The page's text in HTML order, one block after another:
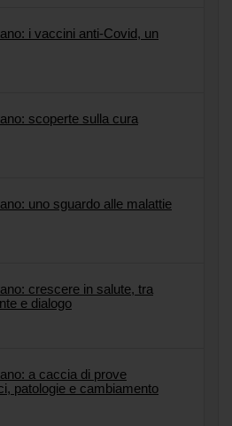
i vaccini anti-Covid, un
scoperte sulla cura
uno sguardo alle malattie
crescere in salute, tra
e dialogo
a caccia di prove
patologie e cambiamento